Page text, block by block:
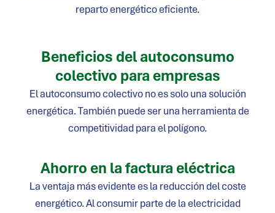
reparto energético eficiente.
Beneficios del autoconsumo
colectivo para empresas
El autoconsumo colectivo no es solo una solución
energética. También puede ser una herramienta de
competitividad para el polígono.
Ahorro en la factura eléctrica
La ventaja más evidente es la reducción del coste
energético. Al consumir parte de la electricidad